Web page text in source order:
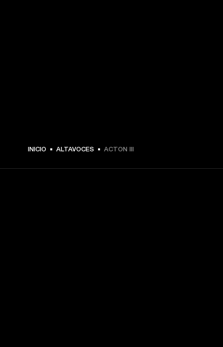
$ 299.99 -
INICIO ALTAVOCES ACTON III